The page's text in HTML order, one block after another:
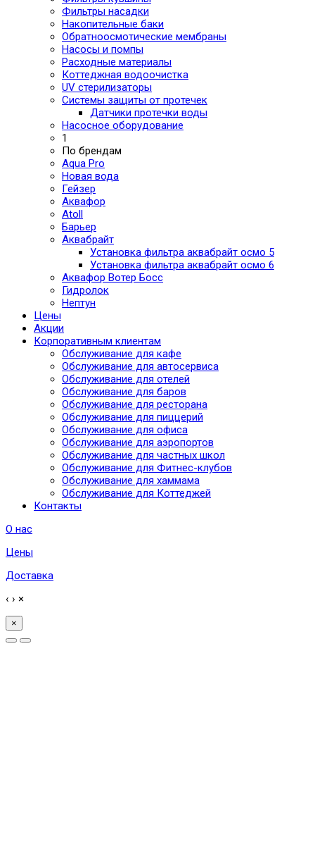
Фильтры насадки
Накопительные баки
Обратноосмотические мембраны
Насосы и помпы
Расходные материалы
Коттеджная водоочистка
UV стерилизаторы
Системы защиты от протечек
Датчики протечки воды
Насосное оборудование
1
По брендам
Aqua Pro
Новая вода
Гейзер
Аквафор
Atoll
Барьер
Аквабрайт
Установка фильтра аквабрайт осмо 5
Установка фильтра аквабрайт осмо 6
Аквафор Вотер Босс
Гидролок
Нептун
Цены
Акции
Корпоративным клиентам
Обслуживание для кафе
Обслуживание для автосервиса
Обслуживание для отелей
Обслуживание для баров
Обслуживание для ресторана
Обслуживание для пиццерий
Обслуживание для офиса
Обслуживание для аэропортов
Обслуживание для частных школ
Обслуживание для Фитнес-клубов
Обслуживание для хаммама
Обслуживание для Коттеджей
Контакты
О нас
Цены
Доставка
‹ › ×
×